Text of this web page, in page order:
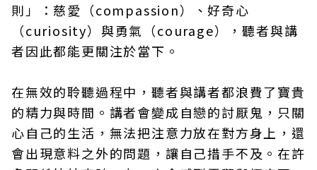
則」：慈愛（compassion）、好奇心
（curiosity）與勇氣（courage），聽者與講
者因此都能更關注於當下。
在無效的聆聽過程中，聽者與講者都浪費了寶貴
的精力與時間。講者會變成自戀的討厭鬼，只關
心自己的生活，無法把注意力放在對方身上，還
會出現意料之外的問題，讓自己措手不及。在許